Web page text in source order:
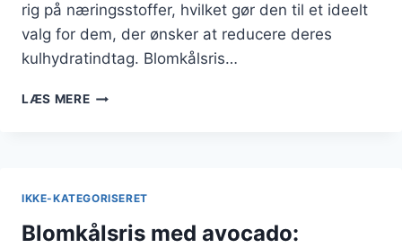
rig på næringsstoffer, hvilket gør den til et ideelt
valg for dem, der ønsker at reducere deres
kulhydratindtag. Blomkålsris…
LÆS MEREBLOMKÅLSRIS
IKKE-KATEGORISERET
Blomkålsris med avocado: